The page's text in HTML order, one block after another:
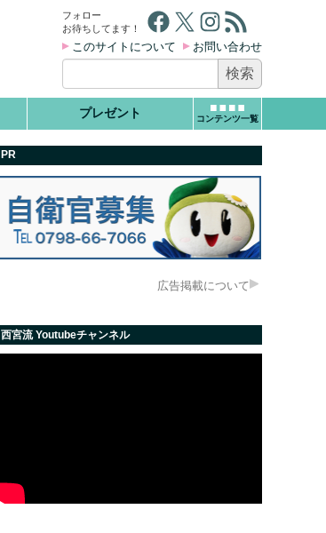
プレゼント コンテンツ一覧
フォロー
お待ちしてます！
Facebook X Instagram RSS フィード
このサイトについて お問い合わせ
索:
PR
広告掲載について
西宮流 Youtubeチャンネル